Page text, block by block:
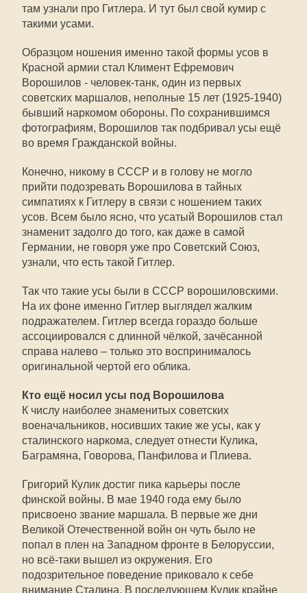
там узнали про Гитлера. И тут был свой кумир с
такими усами.
Образцом ношения именно такой формы усов в
Красной армии стал Климент Ефремович
Ворошилов - человек-танк, один из первых
советских маршалов, неполные 15 лет (1925-1940)
бывший наркомом обороны. По сохранившимся
фотографиям, Ворошилов так подбривал усы ещё
во время Гражданской войны.
Конечно, никому в СССР и в голову не могло
прийти подозревать Ворошилова в тайных
симпатиях к Гитлеру в связи с ношением таких
усов. Всем было ясно, что усатый Ворошилов стал
знаменит задолго до того, как даже в самой
Германии, не говоря уже про Советский Союз,
узнали, что есть такой Гитлер.
Так что такие усы были в СССР ворошиловскими.
На их фоне именно Гитлер выглядел жалким
подражателем. Гитлер всегда гораздо больше
ассоциировался с длинной чёлкой, зачёсанной
справа налево – только это воспринималось
оригинальной чертой его облика.
Кто ещё носил усы под Ворошилова
К числу наиболее знаменитых советских
военачальников, носивших такие же усы, как у
сталинского наркома, следует отнести Кулика,
Баграмяна, Говорова, Панфилова и Плиева.
Григорий Кулик достиг пика карьеры после
финской войны. В мае 1940 года ему было
присвоено звание маршала. В первые же дни
Великой Отечественной войн он чуть было не
попал в плен на Западном фронте в Белоруссии,
но всё-таки вышел из окружения. Его
подозрительное поведение приковало к себе
внимание Сталина. В последующем Кулик крайне